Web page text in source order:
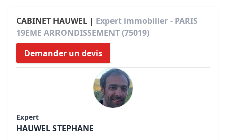
CABINET HAUWEL | Expert immobilier - PARIS
19EME ARRONDISSEMENT (75019)
Demander un devis
Expert
HAUWEL STEPHANE